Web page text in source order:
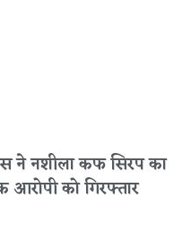
ने नशीला कफ सिरप का
को गिरफ्तार